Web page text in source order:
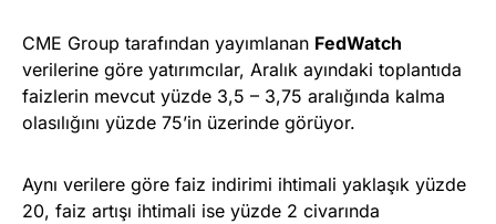
CME Group tarafından yayımlanan FedWatch
verilerine göre yatırımcılar, Aralık ayındaki toplantıda
faizlerin mevcut yüzde 3,5 – 3,75 aralığında kalma
olasılığını yüzde 75’in üzerinde görüyor.
Aynı verilere göre faiz indirimi ihtimali yaklaşık yüzde
20, faiz artışı ihtimali ise yüzde 2 civarında